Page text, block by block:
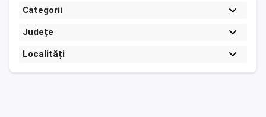
Categorii
Județe
Localități